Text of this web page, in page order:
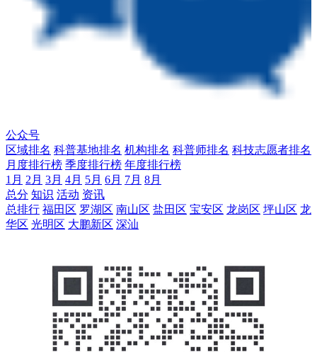
公众号
区域排名 科普基地排名 机构排名 科普师排名 科技志愿者排名
月度排行榜 季度排行榜 年度排行榜
1月 2月 3月 4月 5月 6月 7月 8月
总分 知识 活动 资讯
总排行 福田区 罗湖区 南山区 盐田区 宝安区 龙岗区 坪山区 龙
华区 光明区 大鹏新区 深汕